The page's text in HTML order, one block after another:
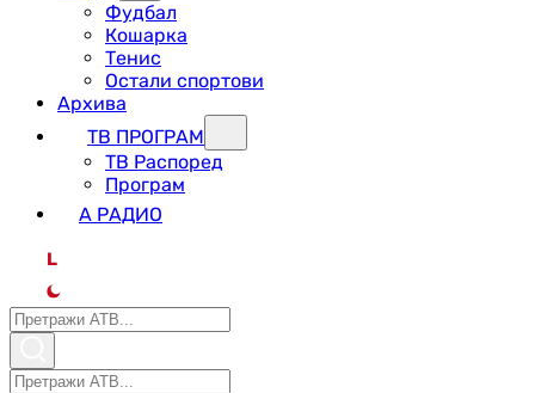
Фудбал
Кошарка
Тенис
Остали спортови
Архива
ТВ ПРОГРАМ
ТВ Распоред
Програм
А РАДИО
L